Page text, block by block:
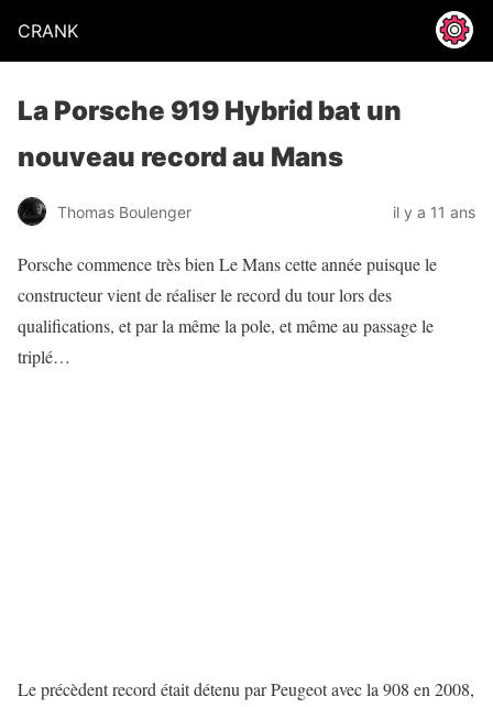
CRANK
La Porsche 919 Hybrid bat un
nouveau record au Mans
Thomas Boulenger il y a 11 ans
Porsche commence très bien Le Mans cette année puisque le
constructeur vient de réaliser le record du tour lors des
qualifications, et par la même la pole, et même au passage le
triplé…
Le précèdent record était détenu par Peugeot avec la 908 en 2008,